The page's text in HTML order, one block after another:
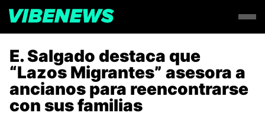
E. Salgado destaca que
“Lazos Migrantes” asesora a
ancianos para reencontrarse
con sus familias